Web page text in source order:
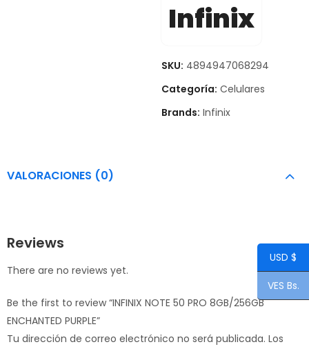
Infinix
SKU: 4894947068294
Categoría: Celulares
Brands: Infinix
VALORACIONES (0)
Reviews
There are no reviews yet.
Be the first to review “INFINIX NOTE 50 PRO 8GB/256GB
ENCHANTED PURPLE”
Tu dirección de correo electrónico no será publicada. Los
USD $
VES Bs.